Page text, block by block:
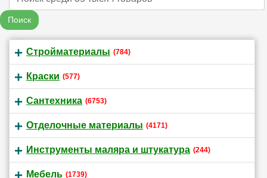
Поиск
Стройматериалы (784)
Краски (577)
Сантехника (6753)
Отделочные материалы (4171)
Инструменты маляра и штукатура (244)
Мебель (1739)